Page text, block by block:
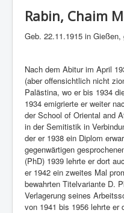
Rabin, Chaim
Geb. 22.11.1915 in
Nach dem Abitur im April
(aber offensichtlich nicht
Palästina, wo er bis 1934
1934 emigrierte er weiter
der School of Oriental and
in der Semitistik in
der er 1938 ein Diplom
gegenwärtigen
(PhD) 1939 lehrte er dort
er 1942 ein zweites Mal
bewahrten Titelvariante D.
Verlagerung seines
von 1941 bis 1956 lehrte er